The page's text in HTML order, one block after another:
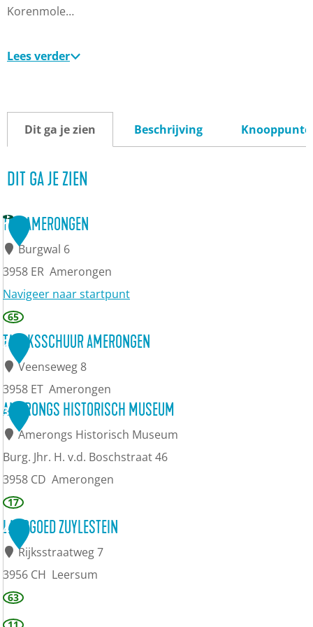
Korenmole…
Lees verder
Dit ga je zien Beschrijving
DIT GA JE ZIEN
1
TOP AMERONGEN
Burgwal 6
3958 ER Amerongen
Navigeer naar startpunt
T
O
P
A
m
e
r
o
n
g
n
65
2
TABAKSSCHUUR AMERONGEN
Veenseweg 8
3958 ET Amerongen
T
a
b
a
k
s
s
c
h
3
AMERONGS HISTORISCH MUSEUM
Amerongs Historisch Museum
Burg. Jhr. H. v.d. Boschstraat 46
3958 CD Amerongen
A
m
e
r
o
17
4
LANDGOED ZUYLESTEIN
Rijksstraatweg 7
3956 CH Leersum
L
a
63